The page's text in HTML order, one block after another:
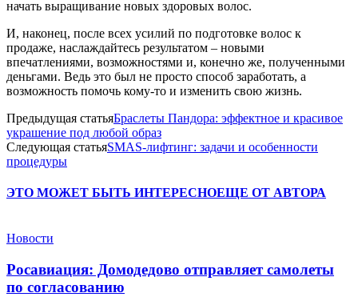
начать выращивание новых здоровых волос.
И, наконец, после всех усилий по подготовке волос к
продаже, наслаждайтесь результатом – новыми
впечатлениями, возможностями и, конечно же, полученными
деньгами. Ведь это был не просто способ заработать, а
возможность помочь кому-то и изменить свою жизнь.
Предыдущая статьяБраслеты Пандора: эффектное и красивое
украшение под любой образ
Следующая статьяSMAS-лифтинг: задачи и особенности
процедуры
ЭТО МОЖЕТ БЫТЬ ИНТЕРЕСНОЕЩЕ ОТ АВТОРА
Новости
Росавиация: Домодедово отправляет самолеты
по согласованию